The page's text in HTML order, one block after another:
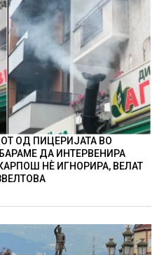
ОД ПИЦЕРИЈАТА ВО
ДА ИНТЕРВЕНИРА
НÈ ИГНОРИРА, ВЕЛАТ